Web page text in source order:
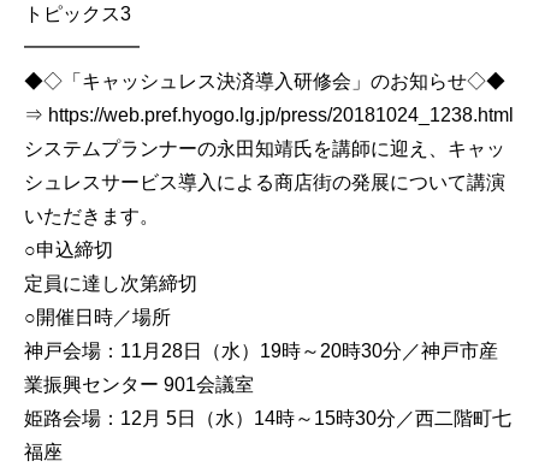
トピックス3
━━━━━━
◆◇「キャッシュレス決済導入研修会」のお知らせ◇◆
⇒ https://web.pref.hyogo.lg.jp/press/20181024_1238.html
システムプランナーの永田知靖氏を講師に迎え、キャッ
シュレスサービス導入による商店街の発展について講演
いただきます。
○申込締切
定員に達し次第締切
○開催日時／場所
神戸会場：11月28日（水）19時～20時30分／神戸市産
業振興センター 901会議室
姫路会場：12月 5日（水）14時～15時30分／西二階町七
福座